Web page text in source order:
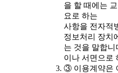
을 할 때에는
요로 하는
사항을 전자적
정보처리 장치
는 것을 말합니
이나 서면으로
③ 이용계약은